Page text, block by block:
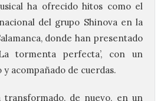
ha ofrecido hitos como el
del grupo Shinova en la
donde han presentado
tormenta perfecta’, con un
acompañado de cuerdas.
transformado, de nuevo, en un